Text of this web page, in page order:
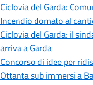
Ciclovia del Garda:
Incendio domato al
Ciclovia del Garda: il
arriva a Garda
Concorso di idee per
Ottanta sub immersi a